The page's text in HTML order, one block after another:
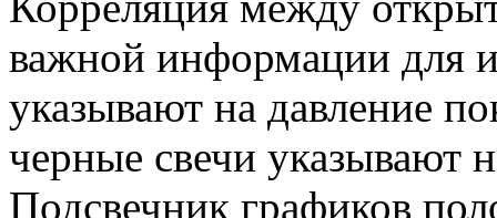
важной информации для
указывают на давление
черные свечи указывают
Подсвечник графиков